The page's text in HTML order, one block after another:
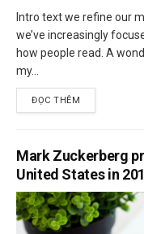
Intro text we refine our
we’ve increasingly
how people read. A
my...
ĐỌC THÊM
Mark Zuckerberg
United States in